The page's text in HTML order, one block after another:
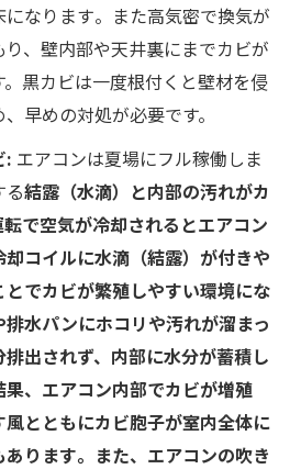
なります​。また高気密で換気が
、壁内部や天井裏にまでカビが
黒カビは一度根付くと壁材を侵
早めの対処が必要です。
: エアコンは夏場にフル稼働しま
る結露（水滴）と内部の汚れがカ
で空気が冷却されるとエアコン
コイルに水滴（結露）が付きや
でカビが繁殖しやすい環境にな
水パンにホコリや汚れが溜まっ
出されず、内部に水分が蓄積し
、エアコン内部でカビが増殖
風とともにカビ胞子が室内全体に
ります​。また、エアコンの吹き